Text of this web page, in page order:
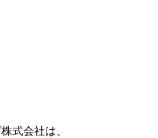
式会社は、